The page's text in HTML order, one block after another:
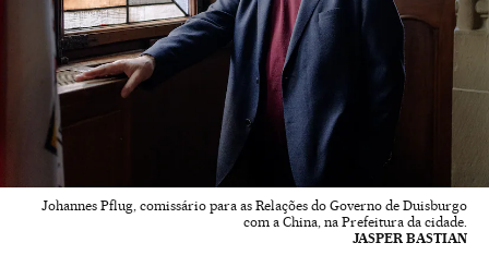
Johannes Pflug, comissário para as Relações do Governo de Duisburgo
com a China, na Prefeitura da cidade.
JASPER BASTIAN